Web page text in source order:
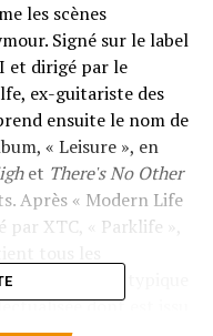
les scènes
Signé sur le label
et dirigé par le
ex-guitariste des
ensuite le nom de
« Leisure », en
et There's No Other
Après « Modern Life
XTC, « Parklife »,
excentrique, typique
dont est issu